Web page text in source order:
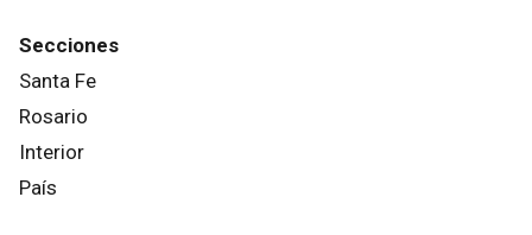
Secciones
Santa Fe
Rosario
Interior
País